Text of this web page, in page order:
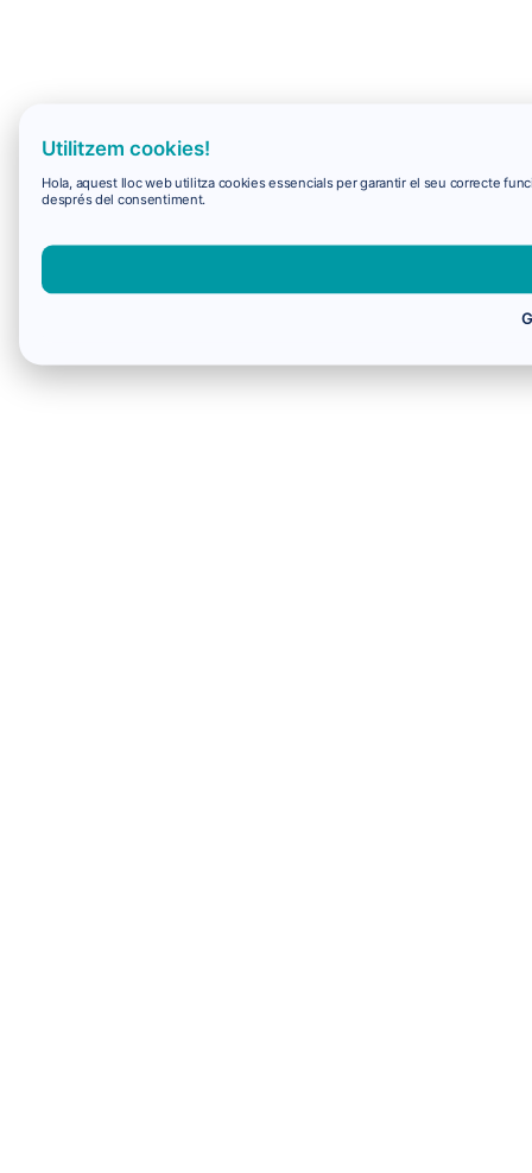
Utilitzem cookies!
Hola, aquest lloc web utilitza cookies essencials per garantir el seu correcte
després del consentiment.